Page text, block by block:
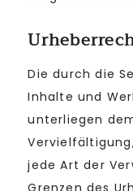
Die durch die
Inhalte und
unterliegen
jede Art der